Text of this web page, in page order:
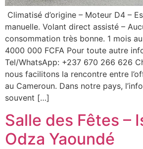
Climatisé d’origine – Moteur D4 –
manuelle. Volant direct assisté –
consommation très bonne. 1 mois
4000 000 FCFA Pour toute autre
Tel/WhatsApp: +237 670 266 626
nous facilitons la rencontre entre
au Cameroun. Dans notre pays,
souvent […]
Salle des Fêtes –
Odza Yaoundé